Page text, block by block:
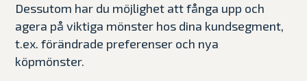
Dessutom har du möjlighet att fånga upp och
agera på viktiga mönster hos dina kundsegment,
t.ex. förändrade preferenser och nya
köpmönster.